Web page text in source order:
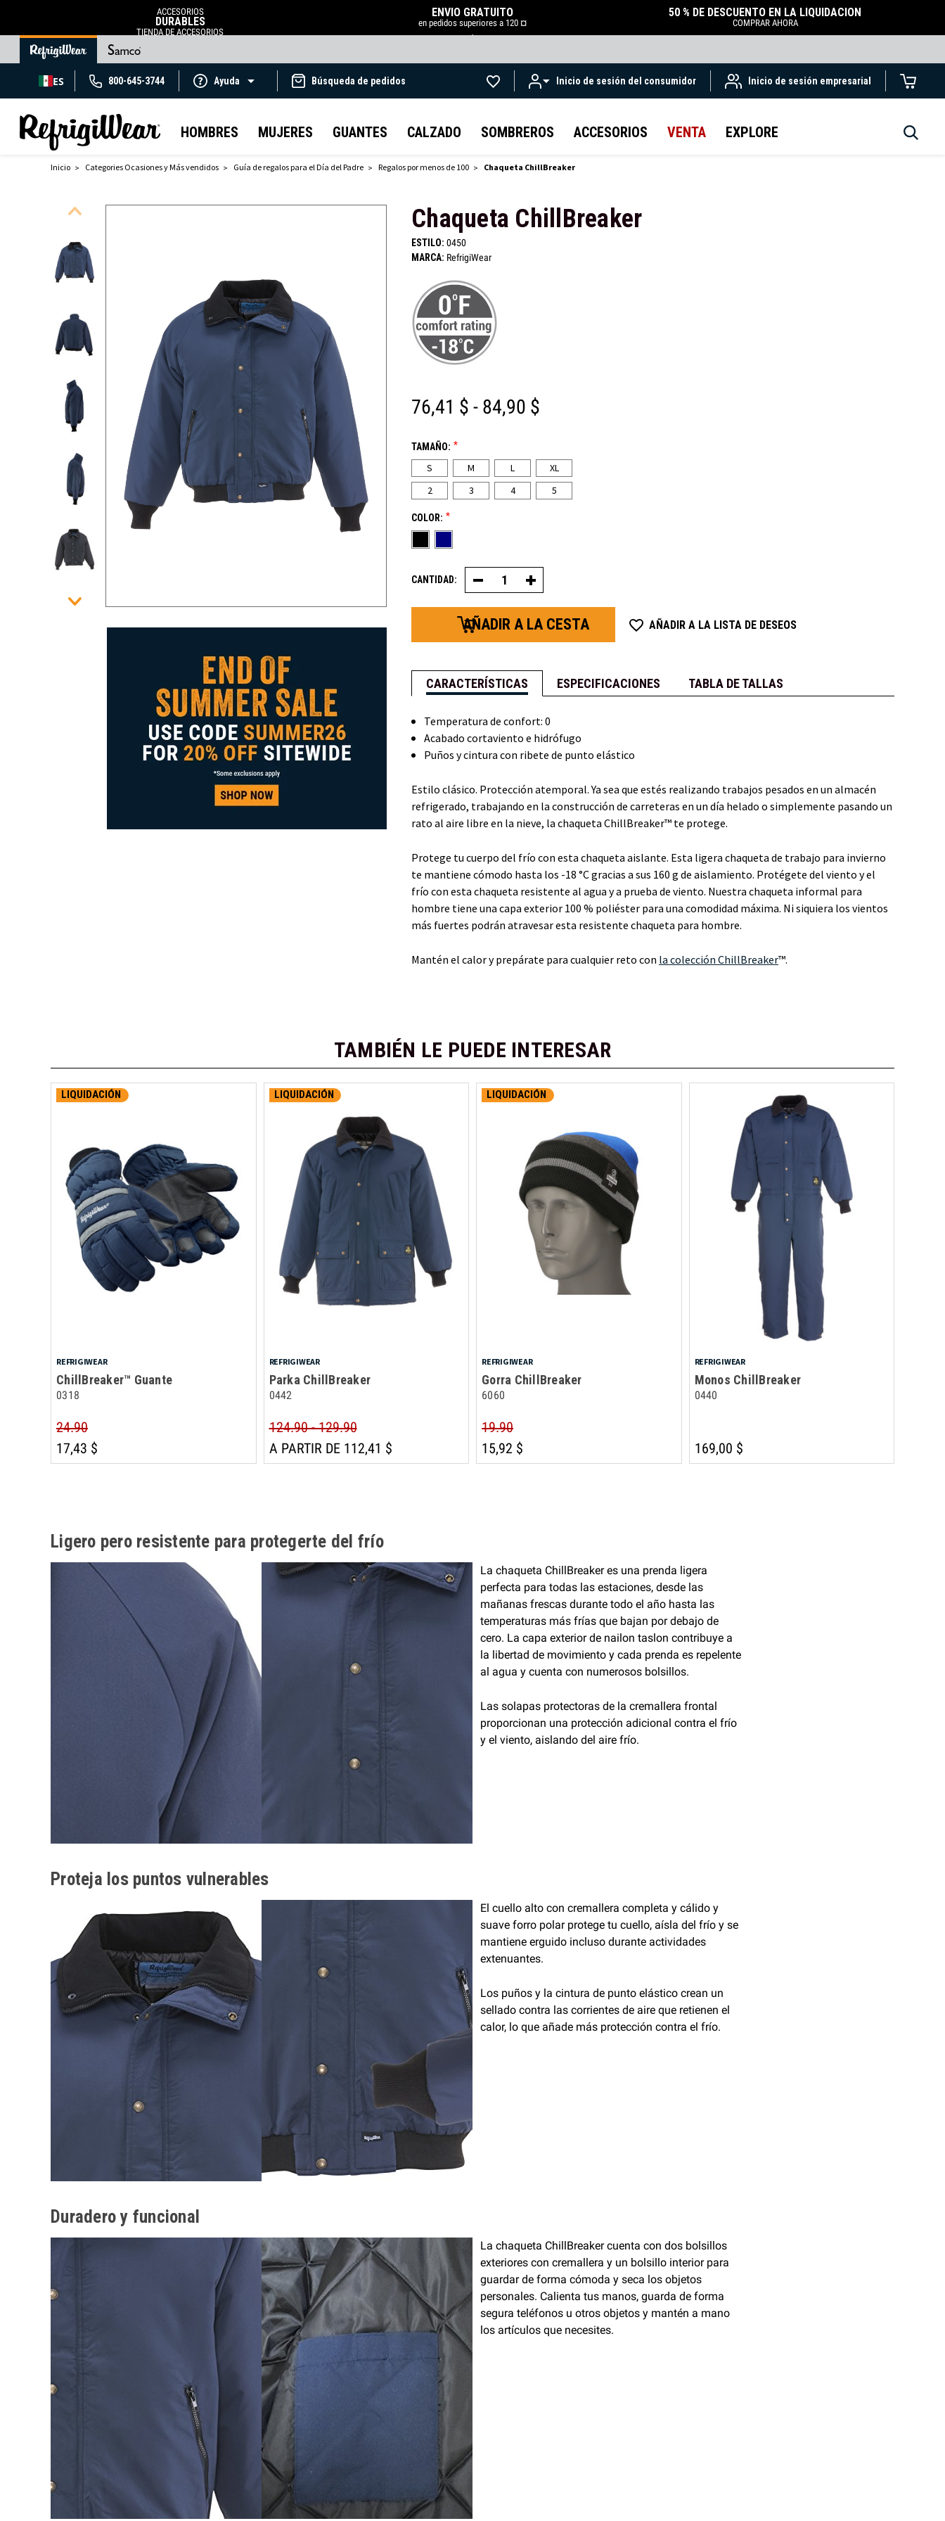
ACCESORIOS
DURABLES
TIENDA DE ACCESORIOS
ENVÍO GRATUITO
en pedidos superiores a 120 ¤
.
50 % DE DESCUENTO EN LA LIQUIDACIÓN
COMPRAR AHORA
ES 800-645-3744 Ayuda Búsqueda de pedidos Inicio de sesión del consumidor Inicio de sesión empresarial
HOMBRES MUJERES GUANTES CALZADO SOMBREROS ACCESORIOS VENTA EXPLORE
Inicio Categories Ocasiones y Más vendidos Guía de regalos para el Día del Padre Regalos por menos de 100 Chaqueta ChillBreaker
Chaqueta ChillBreaker
ESTILO: 0450
MARCA: RefrigiWear
76,41 $ - 84,90 $
TAMAÑO: *
S M L
XL
2
3 4 5
COLOR: *
CANTIDAD: Disminuir
la
cantidad
de
chaquetas
Aumentar
la
cantidad
chaquetas AÑADIR A LA LISTA DE DESEOS
CARACTERÍSTICAS ESPECIFICACIONES TABLA DE TALLAS
Temperatura de confort: 0
Acabado cortaviento e hidrófugo
Puños y cintura con ribete de punto elástico
Estilo clásico. Protección atemporal. Ya sea que estés realizando trabajos pesados en un almacén
refrigerado, trabajando en la construcción de carreteras en un día helado o simplemente pasando un
rato al aire libre en la nieve, la chaqueta ChillBreaker™ te protege.
Protege tu cuerpo del frío con esta chaqueta aislante. Esta ligera chaqueta de trabajo para invierno
te mantiene cómodo hasta los -18 °C gracias a sus 160 g de aislamiento. Protégete del viento y el
frío con esta chaqueta resistente al agua y a prueba de viento. Nuestra chaqueta informal para
hombre tiene una capa exterior 100 % poliéster para una comodidad máxima. Ni siquiera los vientos
más fuertes podrán atravesar esta resistente chaqueta para hombre.
Mantén el calor y prepárate para cualquier reto con la colección ChillBreaker™.
TAMBIÉN LE PUEDE INTERESAR
LIQUIDACIÓN
REFRIGIWEAR
ChillBreaker™ Guante
0318
24.90
17,43 $
LIQUIDACIÓN
REFRIGIWEAR
Parka ChillBreaker
0442
124.90 - 129.90
A PARTIR DE 112,41 $
LIQUIDACIÓN
REFRIGIWEAR
Gorra ChillBreaker
6060
19.90
15,92 $
REFRIGIWEAR
Monos ChillBreaker
0440
169,00 $
Ligero pero resistente para protegerte del frío
La chaqueta ChillBreaker es una prenda ligera
perfecta para todas las estaciones, desde las
mañanas frescas durante todo el año hasta las
temperaturas más frías que bajan por debajo de
cero. La capa exterior de nailon taslon contribuye a
la libertad de movimiento y cada prenda es repelente
al agua y cuenta con numerosos bolsillos.
Las solapas protectoras de la cremallera frontal
proporcionan una protección adicional contra el frío
y el viento, aislando del aire frío.
Proteja los puntos vulnerables
El cuello alto con cremallera completa y cálido y
suave forro polar protege tu cuello, aísla del frío y se
mantiene erguido incluso durante actividades
extenuantes.
Los puños y la cintura de punto elástico crean un
sellado contra las corrientes de aire que retienen el
calor, lo que añade más protección contra el frío.
Duradero y funcional
La chaqueta ChillBreaker cuenta con dos bolsillos
exteriores con cremallera y un bolsillo interior para
guardar de forma cómoda y seca los objetos
personales. Calienta tus manos, guarda de forma
segura teléfonos u otros objetos y mantén a mano
los artículos que necesites.